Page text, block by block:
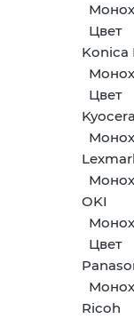
Цвет
Konica
Цвет
Kyocera
OKI
Цвет
Ricoh